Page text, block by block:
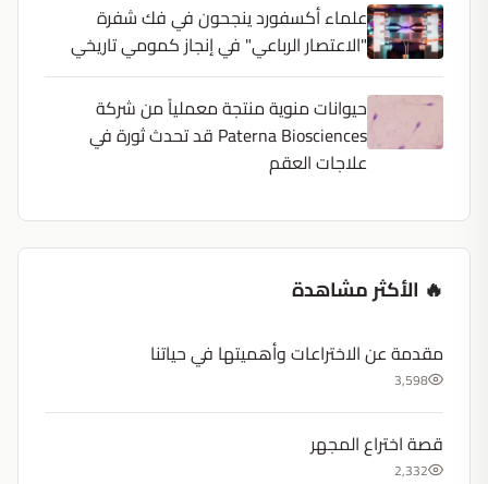
علماء أكسفورد ينجحون في فك شفرة
"الاعتصار الرباعي" في إنجاز كمومي تاريخي
حيوانات منوية منتجة معملياً من شركة
Paterna Biosciences قد تحدث ثورة في
علاجات العقم
🔥 الأكثر مشاهدة
مقدمة عن الاختراعات وأهميتها في حياتنا
3,598
قصة اختراع المجهر
2,332